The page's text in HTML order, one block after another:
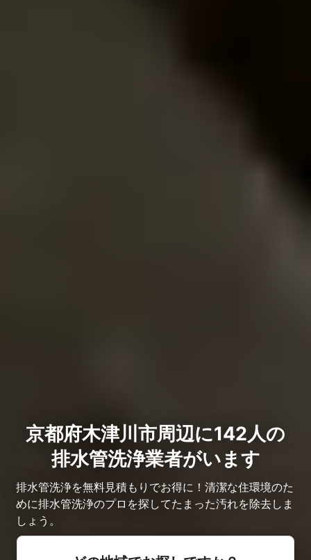
京都府木津川市周辺に142人の
排水管洗浄業者がいます
排水管洗浄を無料見積もりでお得に！清潔な住環境のた
めに排水管洗浄のプロを探してたまった汚れを除去しま
しょう。